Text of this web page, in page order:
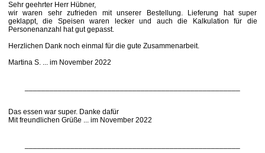
Sehr geehrter Herr Hübner,
wir waren sehr zufrieden mit unserer Bestellung. Lieferung hat super
geklappt, die Speisen waren lecker und auch die Kalkulation für die
Personenanzahl hat gut gepasst.
Herzlichen Dank noch einmal für die gute Zusammenarbeit.
Martina S. ... im November 2022
Das essen war super. Danke dafür
Mit freundlichen Grüße ... im November 2022